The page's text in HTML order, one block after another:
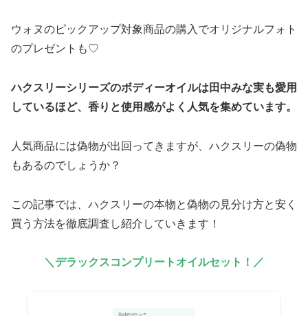
ウォヌのピックアップ対象商品の購入でオリジナルフォト
のプレゼントも♡
ハクスリーシリーズのボディーオイルは田中みな実も愛用
しているほど、香りと使用感がよく人気を集めています。
人気商品には偽物が出回ってきますが、ハクスリーの偽物
もあるのでしょうか？
この記事では、ハクスリーの本物と偽物の見分け方と安く
買う方法を徹底調査し紹介していきます！
＼デラックスコンプリートオイルセット！／